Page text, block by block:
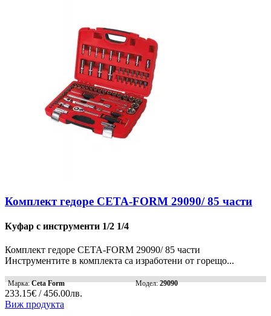
Комплект гедоре CETA-FORM 29090/ 85 части
Куфар с инструменти 1/2 1/4
Комплект гедоре CETA-FORM 29090/ 85 части
Инструментите в комплекта са изработени от горещо...
Марка:Ceta Form Модел:29090
233.15€ / 456.00лв.
Виж продукта